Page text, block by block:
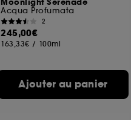
Moonlight Serenade
Acqua Profumata
2
245,00€
163,33€ / 100ml
Ajouter au panier